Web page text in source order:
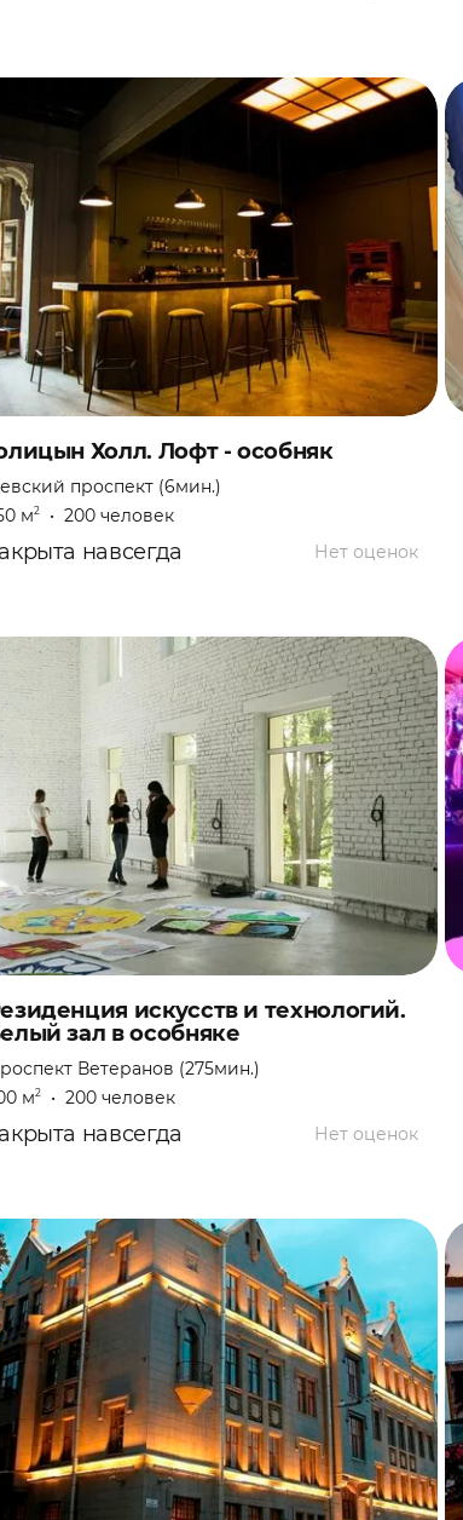
Холл. Лофт - особняк
проспект (6мин.)
м2• 200 человек
Нет оценок
навсегда
искусств и технологий.
зал в особняке
Ветеранов (275мин.)
м2• 200 человек
Нет оценок
навсегда